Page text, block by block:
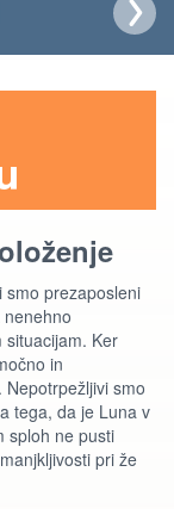
smo prezaposleni
situacijam. Ker
in
smo
tega, da je Luna v
sploh ne pusti
pri že